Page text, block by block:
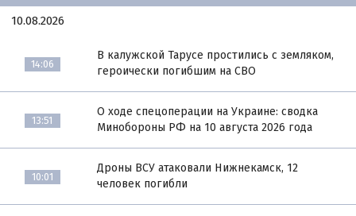
10.08.2026
14:06
В калужской Тарусе простились с земляком,
героически погибшим на СВО
13:51
О ходе спецоперации на Украине: сводка
Минобороны РФ на 10 августа 2026 года
10:01
Дроны ВСУ атаковали Нижнекамск, 12
человек погибли